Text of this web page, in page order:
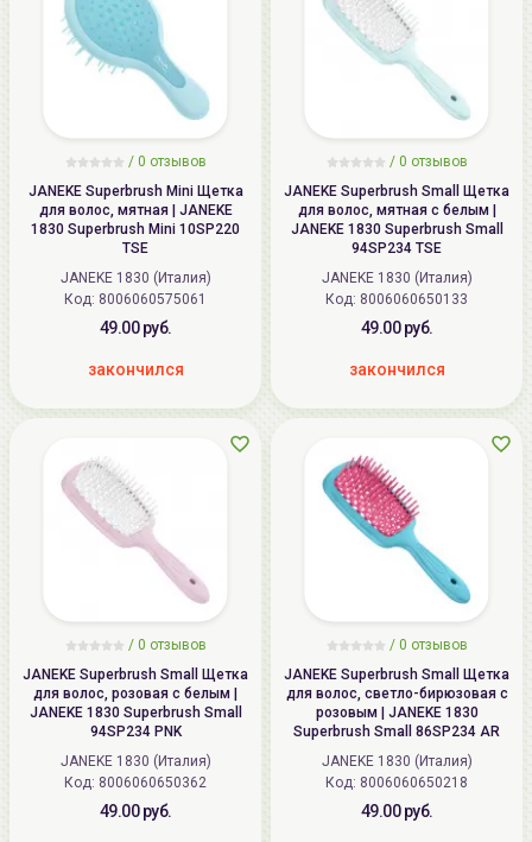
/ 0 отзывов
JANEKE Superbrush Mini Щетка
для волос, мятная | JANEKE
1830 Superbrush Mini 10SP220
TSE
JANEKE 1830 (Италия)
Код: 8006060575061
49.00 руб.
закончился
/ 0 отзывов
JANEKE Superbrush Small Щетка
для волос, мятная с белым |
JANEKE 1830 Superbrush Small
94SP234 TSE
JANEKE 1830 (Италия)
Код: 8006060650133
49.00 руб.
закончился
/ 0 отзывов
JANEKE Superbrush Small Щетка
для волос, розовая с белым |
JANEKE 1830 Superbrush Small
94SP234 PNK
JANEKE 1830 (Италия)
Код: 8006060650362
49.00 руб.
/ 0 отзывов
JANEKE Superbrush Small Щетка
для волос, светло-бирюзовая с
розовым | JANEKE 1830
Superbrush Small 86SP234 AR
JANEKE 1830 (Италия)
Код: 8006060650218
49.00 руб.